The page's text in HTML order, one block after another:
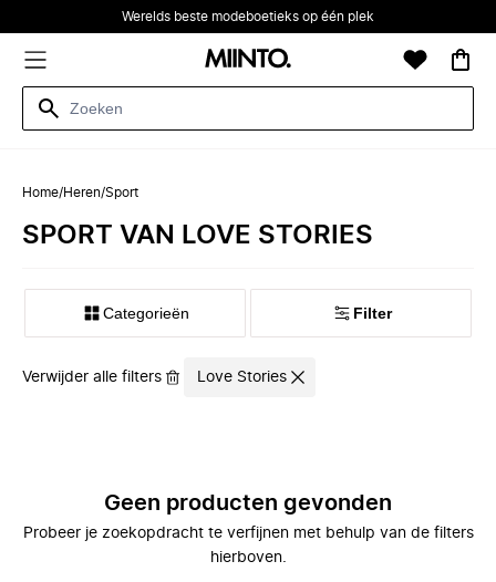
Werelds beste modeboetieks op één plek
Home/Heren/Sport
SPORT VAN LOVE STORIES
Categorieën Filter
Verwijder alle filters Love Stories
Geen producten gevonden
Probeer je zoekopdracht te verfijnen met behulp van de filters
hierboven.